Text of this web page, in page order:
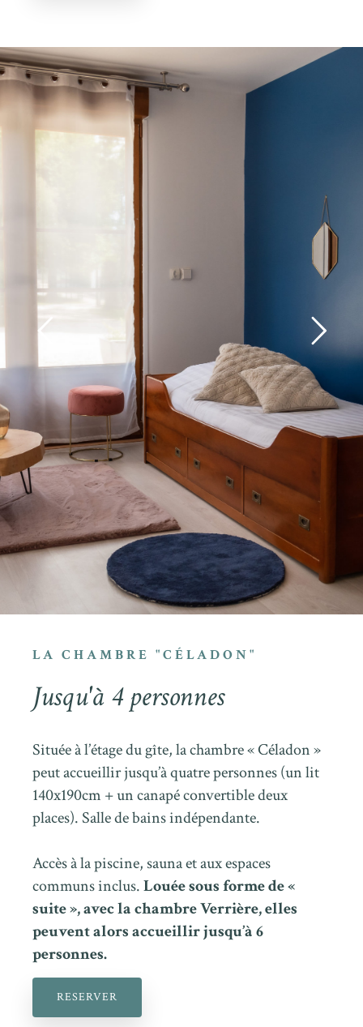
LA CHAMBRE "CÉLADON"
Jusqu'à 4 personnes
Située à l’étage du gîte, la chambre « Céladon »
peut accueillir jusqu’à quatre personnes (un lit
140x190cm + un canapé convertible deux
places). Salle de bains indépendante.
Accès à la piscine, sauna et aux espaces
communs inclus.Louée sous forme de «
suite », avec la chambre Verrière, elles
peuvent alors accueillir jusqu’à 6
personnes.
RESERVER